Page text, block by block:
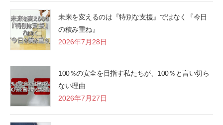
未来を変えるのは『特別な支援』ではなく『今日
の積み重ね』
2026年7月28日
100％の安全を目指す私たちが、100％と言い切ら
ない理由
2026年7月27日